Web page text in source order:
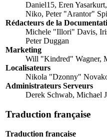
Daniel15, Eren
Niko, Peter "Arantor"
Rédacteurs de la
Michele "Illori" Davis,
Peter Duggan
Marketing
Will "Kindred" Wagner,
Localisateurs
Nikola "Dzonny"
Administrateurs Serveurs
Derek Schwab, Michael
Traduction française
Traduction française